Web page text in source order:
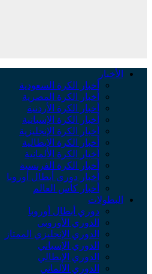
أخبار الكرة السعودية
أخبار الكرة المصرية
أخبار الكرة الأردنية
أخبار الكرة الإسبانية
أخبار الكرة الإنجليزية
أخبار الكرة الإيطالية
أخبار الكرة الألمانية
أخبار الكرة الفرنسية
أخبار دوري أبطال أوروبا
أخبار كأس العالم
دوري أبطال أوروبا
الدوري الأوروبي
الدوري الإنجليزي الممتاز
الدوري الإسباني
الدوري الإيطالي
الدوري الألماني